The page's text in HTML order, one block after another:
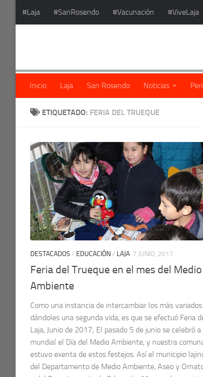
Saltar al contenido
#Laja #SanRosendo #Vacunación #ViveLaja
Inicio Laja San Rosendo Noticias
ETIQUETADO: FERIA DEL TRUEQUE
DESTACADOS / EDUCACIÓN/ LAJA 7 JUNIO, 2017
Feria del Trueque en el mes del Medio
Ambiente
Como una instancia de intercambiar los más
dándoles una segunda vida, es que se efectuó Feria
Laja, Junio de 2017; El pasado 5 de junio se celebró
mundial el Día del Medio Ambiente, y nuestra
estuvo exenta de estos festejos. Así el municipio
del Departamento de Medio Ambiente, Aseo y